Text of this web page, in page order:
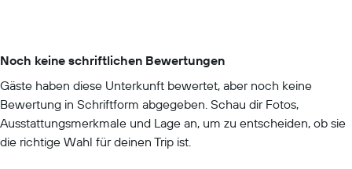
Noch keine schriftlichen Bewertungen
Gäste haben diese Unterkunft bewertet, aber noch keine
Bewertung in Schriftform abgegeben. Schau dir Fotos,
Ausstattungsmerkmale und Lage an, um zu entscheiden, ob sie
die richtige Wahl für deinen Trip ist.